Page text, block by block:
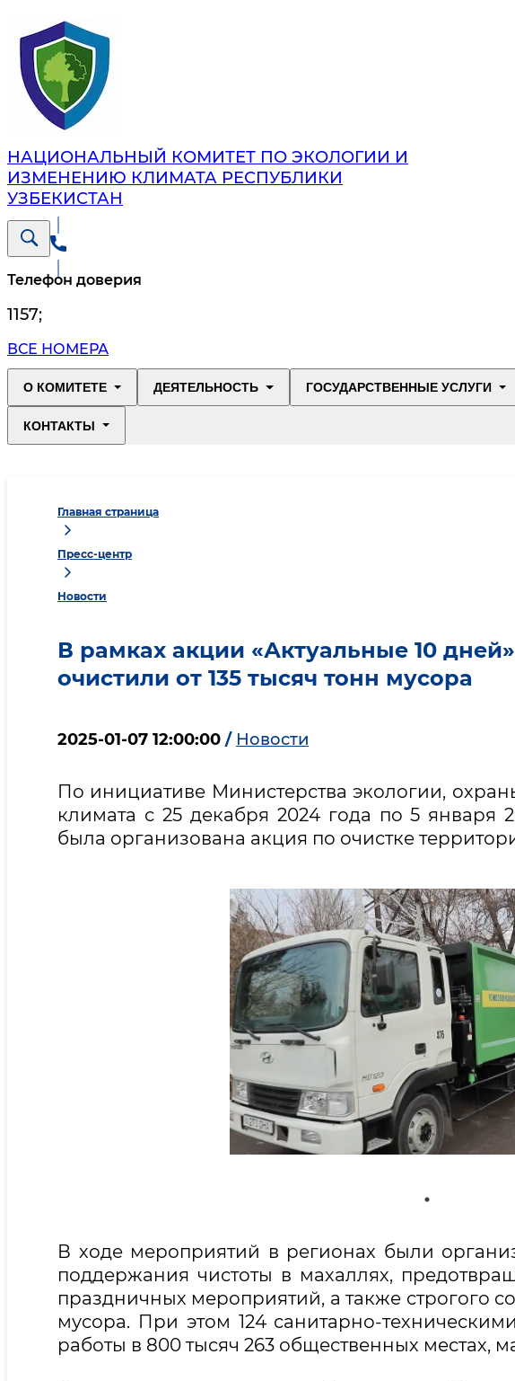
НАЦИОНАЛЬНЫЙ КОМИТЕТ ПО ЭКОЛОГИИ И
ИЗМЕНЕНИЮ КЛИМАТА РЕСПУБЛИКИ
УЗБЕКИСТАН
Телефон доверия
1157;
ВСЕ НОМЕРА
О КОМИТЕТЕ ДЕЯТЕЛЬНОСТЬ ГОСУДАРСТВЕННЫЕ УСЛУГИ
КОНТАКТЫ
Главная страница
Пресс-центр
Новости
В рамках акции «Актуальные 10
очистили от 135 тысяч тонн мусора
2025-01-07 12:00:00 / Новости
По инициативе Министерства экологии,
климата с 25 декабря 2024 года по 5 января
была организована акция по очистке
В ходе мероприятий в регионах были
поддержания чистоты в махаллях,
праздничных мероприятий, а также строгого
мусора. При этом 124 санитарно-
работы в 800 тысяч 263 общественных местах,